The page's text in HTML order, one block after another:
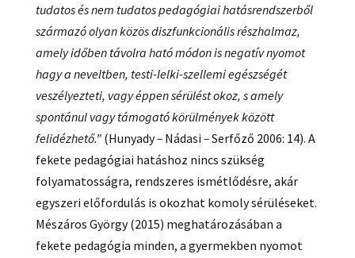
tudatos és nem tudatos pedagógiai hatásrendszerből
származó olyan közös diszfunkcionális részhalmaz,
amely időben távolra ható módon is negatív nyomot
hagy a neveltben, testi-lelki-szellemi egészségét
veszélyezteti, vagy éppen sérülést okoz, s amely
spontánul vagy támogató körülmények között
felidézhető.”(Hunyady– Nádasi –Serfőző 2006: 14). A
fekete pedagógiai hatáshoz nincs szükség
folyamatosságra, rendszeres ismétlődésre, akár
egyszeri előfordulás is okozhat komoly sérüléseket.
Mészáros György (2015) meghatározásában a
fekete pedagógia minden, a gyermekben nyomot